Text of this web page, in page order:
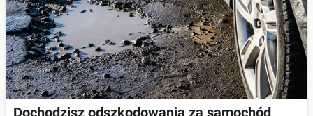
Dochodzisz odszkodowania za samochód